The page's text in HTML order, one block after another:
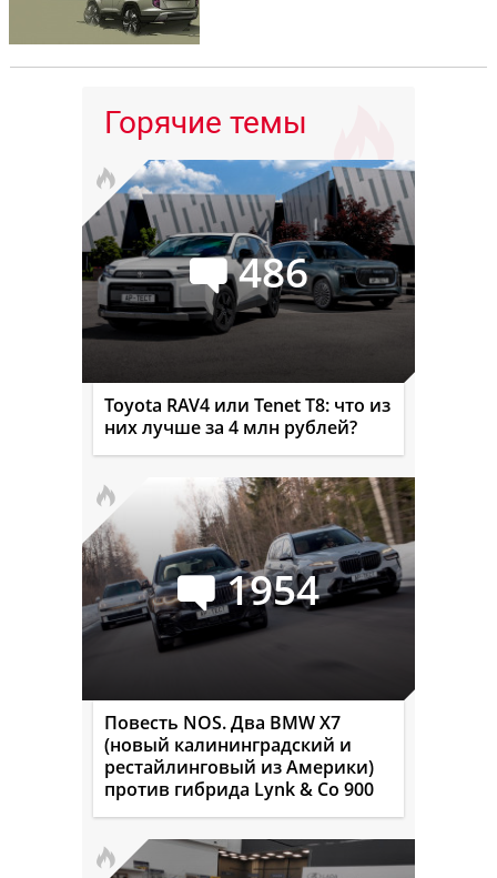
Горячие темы
486
Toyota RAV4 или Tenet T8: что из
них лучше за 4 млн рублей?
1954
Повесть NOS. Два BMW X7
(новый калининградский и
рестайлинговый из Америки)
против гибрида Lynk & Co 900